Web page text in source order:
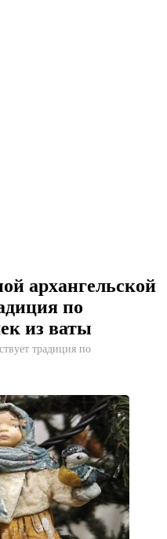
архангельской
по
из ваты
традиция по